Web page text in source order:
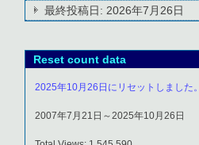
最終投稿日: 2026年7月26日
Reset count data
2025年10月26日にリセットしました。
2007年7月21日～2025年10月26日